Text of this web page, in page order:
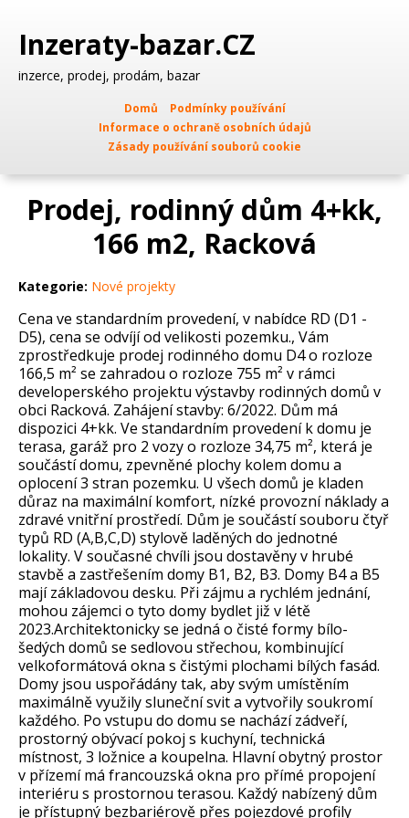
Inzeraty-bazar.CZ
inzerce, prodej, prodám, bazar
Domů
Podmínky používání
Informace o ochraně osobních údajů
Zásady používání souborů cookie
Prodej, rodinný dům 4+kk,
166 m2, Racková
Kategorie: Nové projekty
Cena ve standardním provedení, v nabídce RD (D1 -
D5), cena se odvíjí od velikosti pozemku., Vám
zprostředkuje prodej rodinného domu D4 o rozloze
166,5 m² se zahradou o rozloze 755 m² v rámci
developerského projektu výstavby rodinných domů v
obci Racková. Zahájení stavby: 6/2022. Dům má
dispozici 4+kk. Ve standardním provedení k domu je
terasa, garáž pro 2 vozy o rozloze 34,75 m², která je
součástí domu, zpevněné plochy kolem domu a
oplocení 3 stran pozemku. U všech domů je kladen
důraz na maximální komfort, nízké provozní náklady a
zdravé vnitřní prostředí. Dům je součástí souboru čtyř
typů RD (A,B,C,D) stylově laděných do jednotné
lokality. V současné chvíli jsou dostavěny v hrubé
stavbě a zastřešením domy B1, B2, B3. Domy B4 a B5
mají základovou desku. Při zájmu a rychlém jednání,
mohou zájemci o tyto domy bydlet již v létě
2023.Architektonicky se jedná o čisté formy bílo-
šedých domů se sedlovou střechou, kombinující
velkoformátová okna s čistými plochami bílých fasád.
Domy jsou uspořádány tak, aby svým umístěním
maximálně využily sluneční svit a vytvořily soukromí
každého. Po vstupu do domu se nachází zádveří,
prostorný obývací pokoj s kuchyní, technická
místnost, 3 ložnice a koupelna. Hlavní obytný prostor
v přízemí má francouzská okna pro přímé propojení
interiéru s prostornou terasou. Každý nabízený dům
je přístupný bezbariérově přes pojezdové profily